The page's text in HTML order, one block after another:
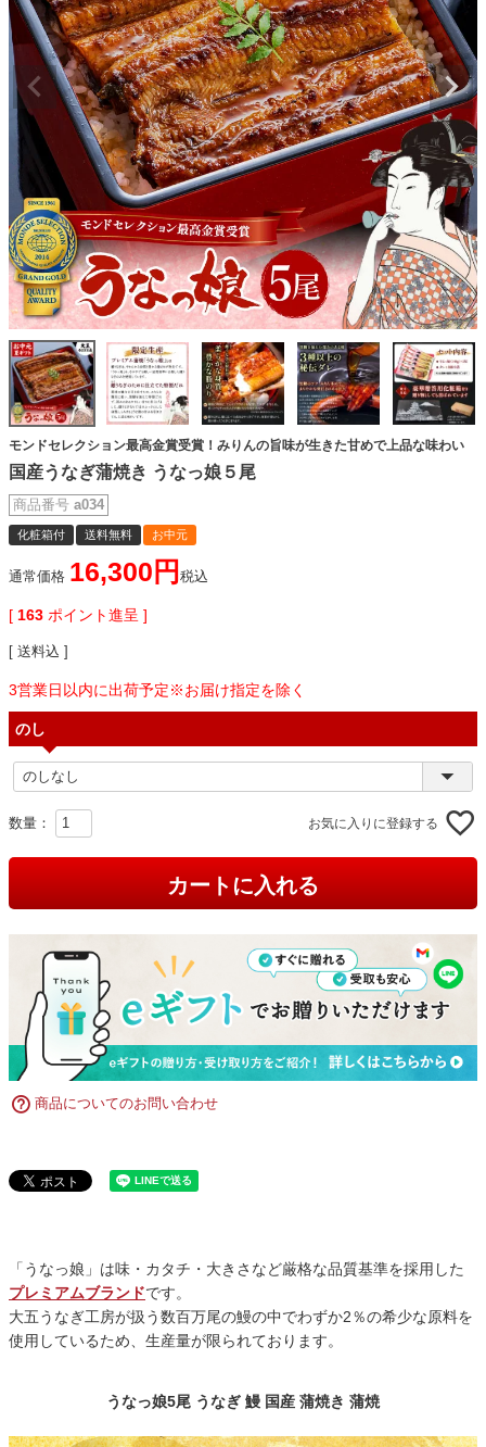
モンドセレクション最高金賞受賞！みりんの旨味が生きた甘めで上品な味わい
国産うなぎ蒲焼き うなっ娘５尾
商品番号 a034
化粧箱付 送料無料 お中元
通常価格 16,300 税込
[ 163 ポイント進呈 ]
送料込
3営業日以内に出荷予定※お届け指定を除く
のし
お気に入りに登録する
カートに入れる
商品についてのお問い合わせ
「うなっ娘」は味・カタチ・大きさなど厳格な品質基準を採用した
プレミアムブランドです。
大五うなぎ工房が扱う数百万尾の鰻の中でわずか2％の希少な原料を
使用しているため、生産量が限られております。
うなっ娘5尾 うなぎ 鰻 国産 蒲焼き 蒲焼